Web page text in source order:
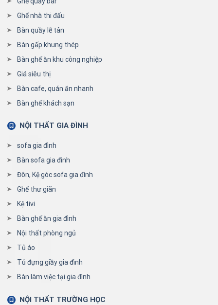
Ghế nhà thi đấu
Bàn quầy lễ tân
Bàn gấp khung thép
Bàn ghế ăn khu công nghiệp
Giá siêu thị
Bàn cafe, quán ăn nhanh
Bàn ghế khách sạn
NỘI THẤT GIA ĐÌNH
sofa gia đình
Bàn sofa gia đình
Đôn, Kệ góc sofa gia đình
Ghế thư giãn
Kệ tivi
Bàn ghế ăn gia đình
Nội thất phòng ngủ
Tủ áo
Tủ đựng giầy gia đình
Bàn làm việc tại gia đình
NỘI THẤT TRƯỜNG HỌC